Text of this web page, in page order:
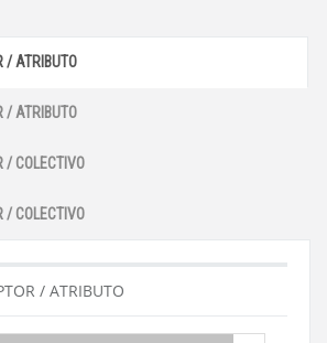
/ ATRIBUTO
/ ATRIBUTO
/ COLECTIVO
/ COLECTIVO
/ ATRIBUTO